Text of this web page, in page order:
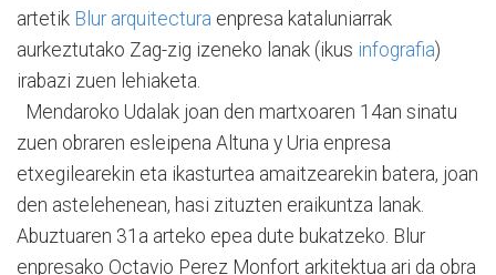
artetik Blur arquitectura enpresa kataluniarrak
aurkeztutako Zag-zig izeneko lanak (ikus infografia)
irabazi zuen lehiaketa.
Mendaroko Udalak joan den martxoaren 14an sinatu
zuen obraren esleipena Altuna y Uria enpresa
etxegilearekin eta ikasturtea amaitzearekin batera, joan
den astelehenean, hasi zituzten eraikuntza lanak.
Abuztuaren 31a arteko epea dute bukatzeko. Blur
enpresako Octavio Perez Monfort arkitektua ari da obra